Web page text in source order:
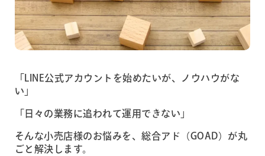
「LINE公式アカウントを始めたいが、ノウハウがな
い」
「日々の業務に追われて運用できない」
そんな小売店様のお悩みを、総合アド（GOAD）が丸
ごと解決します。